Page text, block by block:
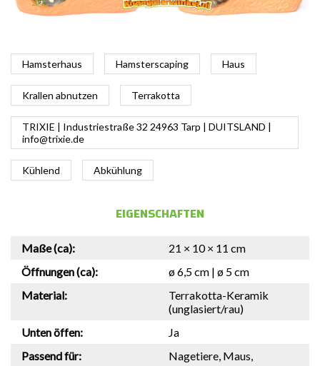
Hamsterhaus Hamsterscaping Haus
Krallen abnutzen Terrakotta
TRIXIE | Industriestraße 32 24963 Tarp | DUITSLAND |
info@trixie.de
Kühlend Abkühlung
EIGENSCHAFTEN
Maße (ca):
21 × 10 × 11 cm
Öffnungen (ca):
ø 6,5 cm | ø 5 cm
Material:
Terrakotta-Keramik
(unglasiert/rau)
Unten öffen:
Ja
Passend für:
Nagetiere, Maus,